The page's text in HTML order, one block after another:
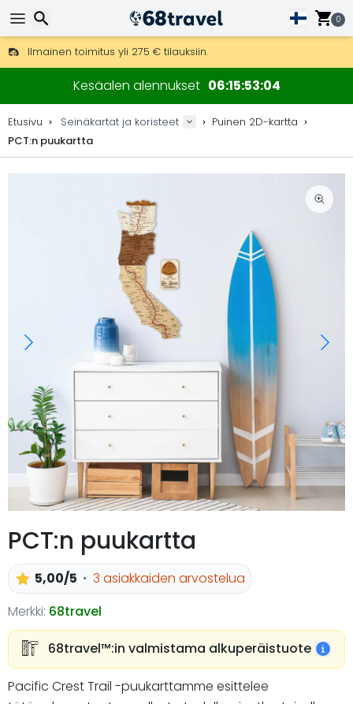
0
Ilmainen toimitus yli 275 € tilauksiin.
Mahdollisuus lähettää DHL Express -lähetyksenä (toimitus 24
30 päivää palautukseen, 90 päivää puukarttoihin ja koristeisiin.
Kesäalen alennukset 06 15 53 03
Etusivu Seinäkartat ja koristeet
Puinen 2D-kartta
PCT:n puukartta
PCT:n puukartta
5,00/5
3 asiakkaiden arvostelua
Merkki: 68travel
68travel™️:in valmistama alkuperäistuote
Pacific Crest Trail -puukarttamme esittelee
Etsi